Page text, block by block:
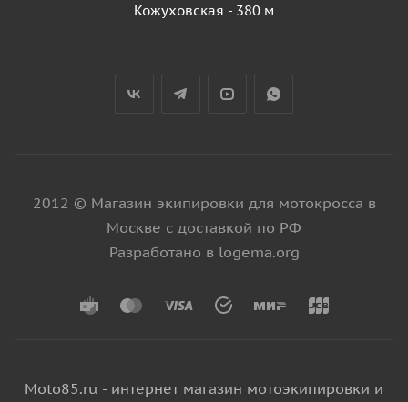
Кожуховская - 380 м
2012 © Магазин экипировки для мотокросса в
Москве с доставкой по РФ
Разработано в logema.org
Moto85.ru - интернет магазин мотоэкипировки и